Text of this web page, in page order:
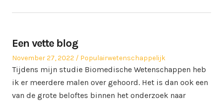
Een vette blog
Posted
on
November 27, 2022
Posted
in
Populairwetenschappelijk
Tijdens mijn studie Biomedische Wetenschappen heb
ik er meerdere malen over gehoord. Het is dan ook een
van de grote beloftes binnen het onderzoek naar